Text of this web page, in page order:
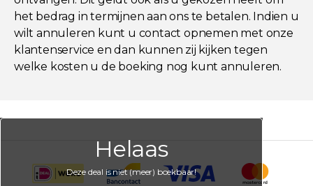
het bedrag in termijnen aan ons te betalen. Indien u
wilt annuleren kunt u contact opnemen met onze
klantenservice en dan kunnen zij kijken tegen
welke kosten u de boeking nog kunt annuleren.
Helaas
Deze deal is niet (meer) boekbaar!